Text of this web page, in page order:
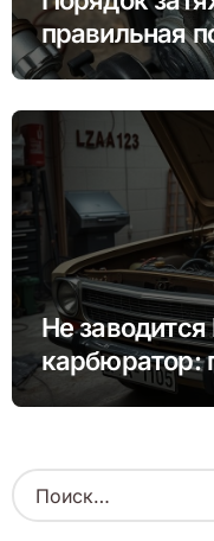
правильная
моменты
Не
карбюратор:
проблемы
Н
а